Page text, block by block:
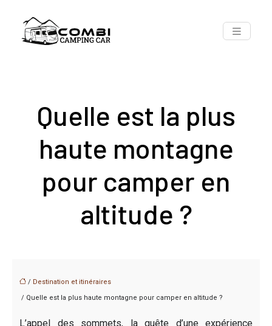
Quelle est la plus
haute montagne
pour camper en
altitude ?
/ Destination et itinéraires
/ Quelle est la plus haute montagne pour camper en altitude ?
L’appel des sommets, la quête d’une expérience